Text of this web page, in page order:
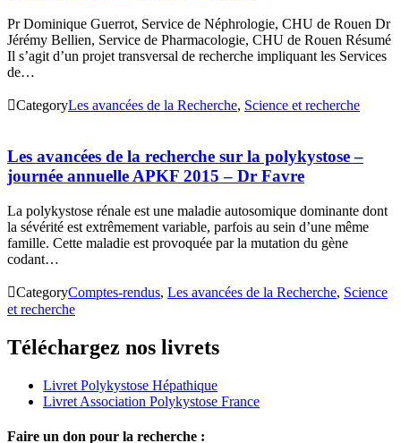
Pr Dominique Guerrot, Service de Néphrologie, CHU de Rouen Dr
Jérémy Bellien, Service de Pharmacologie, CHU de Rouen Résumé
Il s’agit d’un projet transversal de recherche impliquant les Services
de…
CategoryLes avancées de la Recherche, Science et recherche
Les avancées de la recherche sur la polykystose –
journée annuelle APKF 2015 – Dr Favre
La polykystose rénale est une maladie autosomique dominante dont
la sévérité est extrêmement variable, parfois au sein d’une même
famille. Cette maladie est provoquée par la mutation du gène
codant…
CategoryComptes-rendus, Les avancées de la Recherche, Science
et recherche
Téléchargez nos livrets
Livret Polykystose Hépathique
Livret Association Polykystose France
Faire un don pour la recherche :